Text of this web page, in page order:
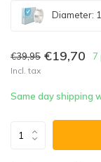
Diameter:
€39,95 €19,70 7
Incl. tax
Same day shipping